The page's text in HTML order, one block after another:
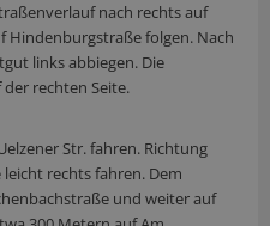
nach rechts auf
Hindenburgstraße folgen. Nach
links abbiegen. Die
rechten Seite.
Str. fahren. Richtung
rechts fahren. Dem
und weiter auf